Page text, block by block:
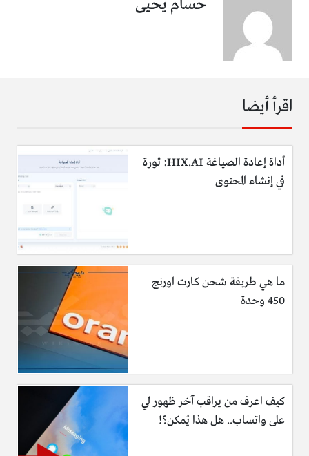
حسام يحيى
اقرأ أيضا
أداة إعادة الصياغة HIX.AI: ثورة
في إنشاء المحتوى
ما هي طريقة شحن كارت اورنج
450 وحدة
كيف اعرف من يراقب آخر ظهور لي
على واتساب.. هل هذا يُمكن؟!